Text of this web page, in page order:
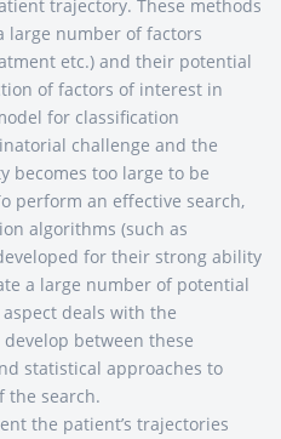
trajectory. These methods
large number of factors
etc.) and their potential
of factors of interest in
for classification
challenge and the
becomes too large to be
perform an effective search,
algorithms (such as
for their strong ability
a large number of potential
deals with the
between these
statistical approaches to
the search.
the patient’s trajectories